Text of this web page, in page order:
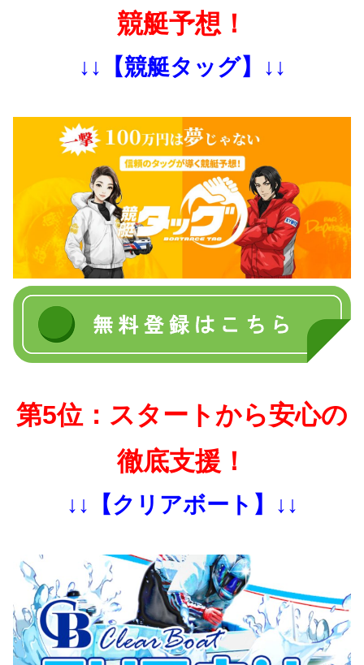
競艇予想！
↓↓【競艇タッグ】↓↓
第5位：スタートから安心の
徹底支援！
↓↓【クリアボート】↓↓